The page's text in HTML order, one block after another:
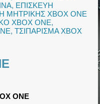
, ΕΠΙΣΚΕΥΗ
ΜΗΤΡΙΚΗΣ XBOX ONE
XBOX ONE,
,ΤΣΙΠΑΡΙΣΜΑ XBOX
ONE